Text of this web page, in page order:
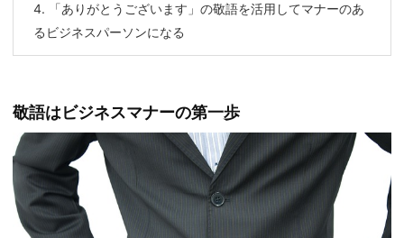
4. 「ありがとうございます」の敬語を活用してマナーのあ
るビジネスパーソンになる
敬語はビジネスマナーの第一歩